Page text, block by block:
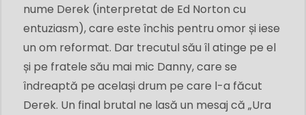
nume Derek (interpretat de Ed Norton cu
entuziasm), care este închis pentru omor și iese
un om reformat. Dar trecutul său îl atinge pe el
și pe fratele său mai mic Danny, care se
îndreaptă pe același drum pe care l-a făcut
Derek. Un final brutal ne lasă un mesaj că „Ura